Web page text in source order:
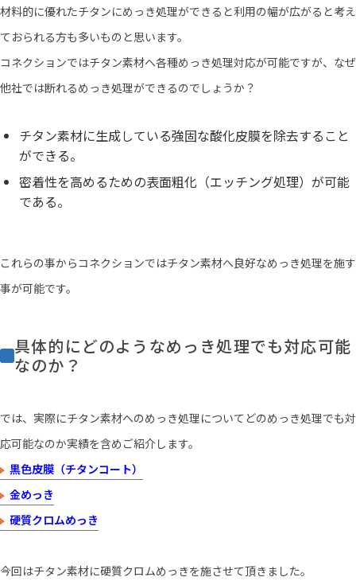
材料的に優れたチタンにめっき処理ができると利用の幅が広がると考え
ておられる方も多いものと思います。
コネクションではチタン素材へ各種めっき処理対応が可能ですが、なぜ
他社では断れるめっき処理ができるのでしょうか？
チタン素材に生成している強固な酸化皮膜を除去すること
ができる。
密着性を高めるための表面粗化（エッチング処理）が可能
である。
これらの事からコネクションではチタン素材へ良好なめっき処理を施す
事が可能です。
具体的にどのようなめっき処理でも対応可能
なのか？
では、実際にチタン素材へのめっき処理についてどのめっき処理でも対
応可能なのか実績を含めご紹介します。
黒色皮膜（チタンコート）
金めっき
硬質クロムめっき
今回はチタン素材に硬質クロムめっきを施させて頂きました。